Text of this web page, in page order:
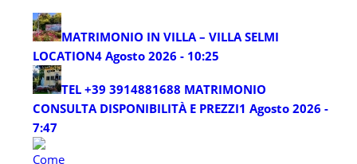
MATRIMONIO IN VILLA – VILLA SELMI
LOCATION4 Agosto 2026 - 10:25
TEL +39 3914881688 MATRIMONIO
CONSULTA DISPONIBILITÀ E PREZZI1 Agosto 2026 -
7:47